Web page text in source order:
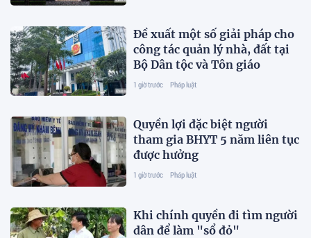
Đề xuất một số giải pháp cho
công tác quản lý nhà, đất tại
Bộ Dân tộc và Tôn giáo
1 giờ trước Pháp luật
Quyền lợi đặc biệt người
tham gia BHYT 5 năm liên tục
được hưởng
1 giờ trước Pháp luật
Khi chính quyền đi tìm người
dân để làm "sổ đỏ"